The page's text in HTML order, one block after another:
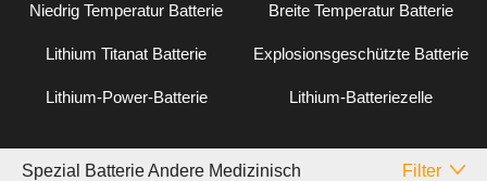
Niedrig Temperatur Batterie Breite Temperatur Batterie
Lithium Titanat Batterie Explosionsgeschützte Batterie
Lithium-Power-Batterie Lithium-Batteriezelle
Spezial Batterie Andere Medizinisch Filter